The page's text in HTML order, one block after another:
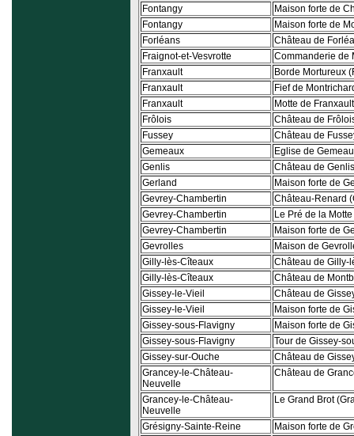
Fontangy
Maison forte de
Fontangy
Maison forte de
Forléans
Château de
Fraignot-et-Vesvrotte
Commanderie de
Franxault
Borde Mortureux
Franxault
Fief de
Franxault
Motte de Franxault
Frôlois
Château de
Fussey
Château de
Gemeaux
Eglise de
Genlis
Château de Genlis
Gerland
Maison forte de
Gevrey-Chambertin
Château-Renard
Gevrey-Chambertin
Le Pré de la
Gevrey-Chambertin
Maison forte de
Gevrolles
Maison de
Gilly-lès-Cîteaux
Château de Gilly-
Gilly-lès-Cîteaux
Château de
Gissey-le-Vieil
Château de
Gissey-le-Vieil
Maison forte de
Gissey-sous-Flavigny
Maison forte de
Gissey-sous-Flavigny
Tour de Gissey-
Gissey-sur-Ouche
Château de
Grancey-le-Château-
Neuvelle
Château de
Grancey-le-Château-
Neuvelle
Le Grand Brot
Grésigny-Sainte-Reine
Maison forte de